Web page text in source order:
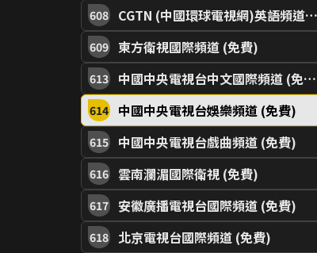
608 CGTN (中國環球電視網)英語頻道 (免費)
609 東方衛視國際頻道 (免費)
613 中國中央電視台中文國際頻道 (免費)
614 中國中央電視台娛樂頻道 (免費)
615 中國中央電視台戲曲頻道 (免費)
616 雲南瀾湄國際衛視 (免費)
617 安徽廣播電視台國際頻道 (免費)
618 北京電視台國際頻道 (免費)